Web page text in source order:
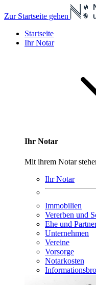
Zur Startseite gehen
Startseite
Ihr Notar
Ihr Notar
Mit ihrem Notar
Ihr Notar
Immobilien
Vererben und
Ehe und
Unternehmen
Vereine
Vorsorge
Notarkosten